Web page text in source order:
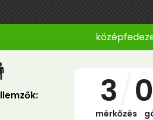
3 0
mérkőzés